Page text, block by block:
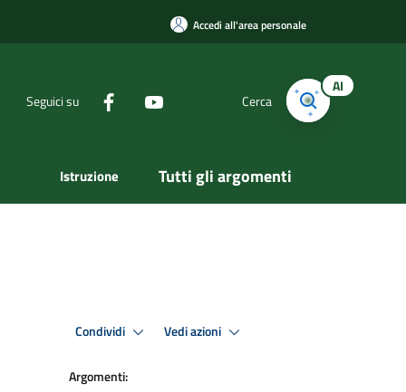
Accedi all'area personale
Seguici su Cerca
AI
Istruzione Tutti gli argomenti
Condividi Vedi azioni
Argomenti: